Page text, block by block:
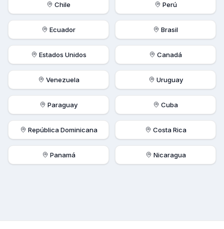
Chile Perú
Ecuador Brasil
Estados Unidos Canadá
Venezuela Uruguay
Paraguay Cuba
República Dominicana Costa Rica
Panamá Nicaragua